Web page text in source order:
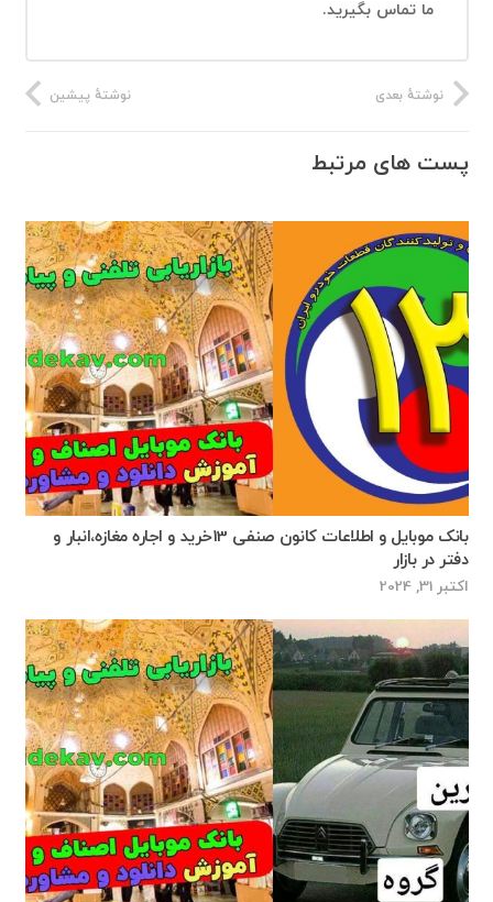
ما تماس بگیرید.
نوشتهٔ پیشین نوشتهٔ بعدی
پست های مرتبط
بانک موبایل و اطلاعات کانون صنفی 13خرید و اجاره مغازه،انبار و
دفتر در بازار
اکتبر 31, 2024